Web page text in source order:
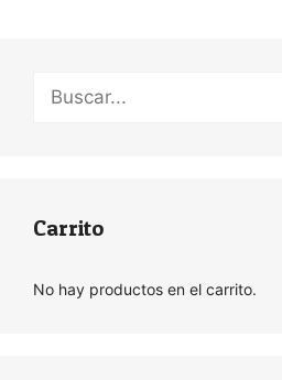
Carrito
No hay productos en el carrito.